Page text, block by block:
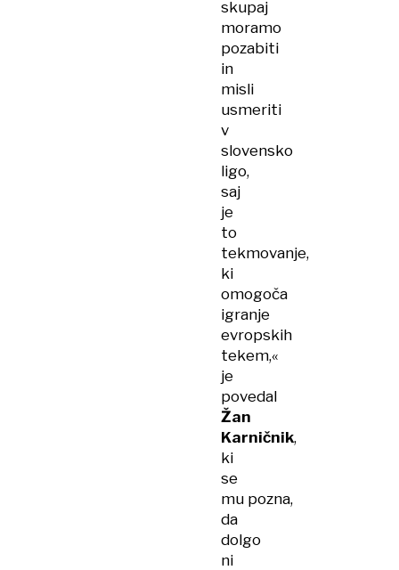
skupaj
moramo
pozabiti
in
misli
usmeriti
v
slovensko
ligo,
saj
je
to
tekmovanje,
ki
omogoča
igranje
evropskih
tekem,«
je
povedal
Žan
Karničnik,
ki
se
mu pozna,
da
dolgo
ni